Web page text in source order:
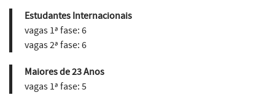
Estudantes Internacionais
vagas 1ª fase: 6
vagas 2ª fase: 6
Maiores de 23 Anos
vagas 1ª fase: 5